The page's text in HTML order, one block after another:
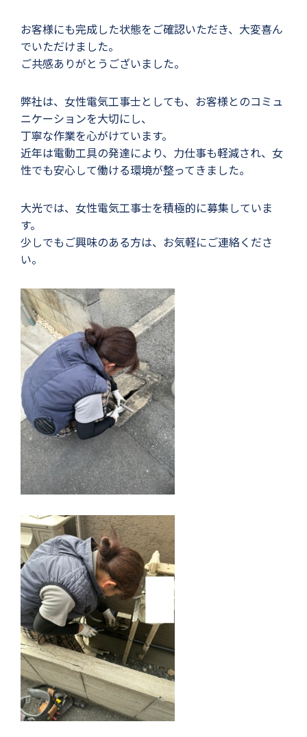
お客様にも完成した状態をご確認いただき、大変喜ん
でいただけました。
ご共感ありがとうございました。
弊社は、女性電気工事士としても、お客様とのコミュ
ニケーションを大切にし、
丁寧な作業を心がけています。
近年は電動工具の発達により、力仕事も軽減され、女
性でも安心して働ける環境が整ってきました。
大光では、女性電気工事士を積極的に募集していま
す。
少しでもご興味のある方は、お気軽にご連絡くださ
い。